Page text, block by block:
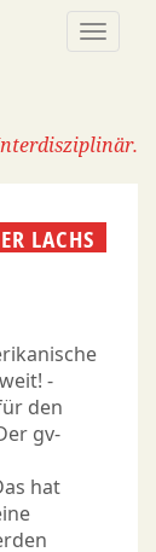
LACHS
-
den
gv-
hat